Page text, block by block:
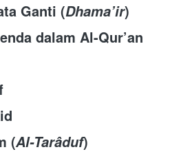
Ganti (Dhama’ir)
dalam Al-Qur’an
(Al-Tarâduf)